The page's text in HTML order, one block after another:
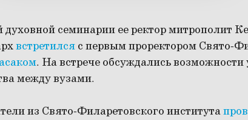
духовной семинарии ее ректор митрополит
встретился с первым проректором Свято-
. На встрече обсуждались возможности
между вузами.
из Свято-Филаретовского института